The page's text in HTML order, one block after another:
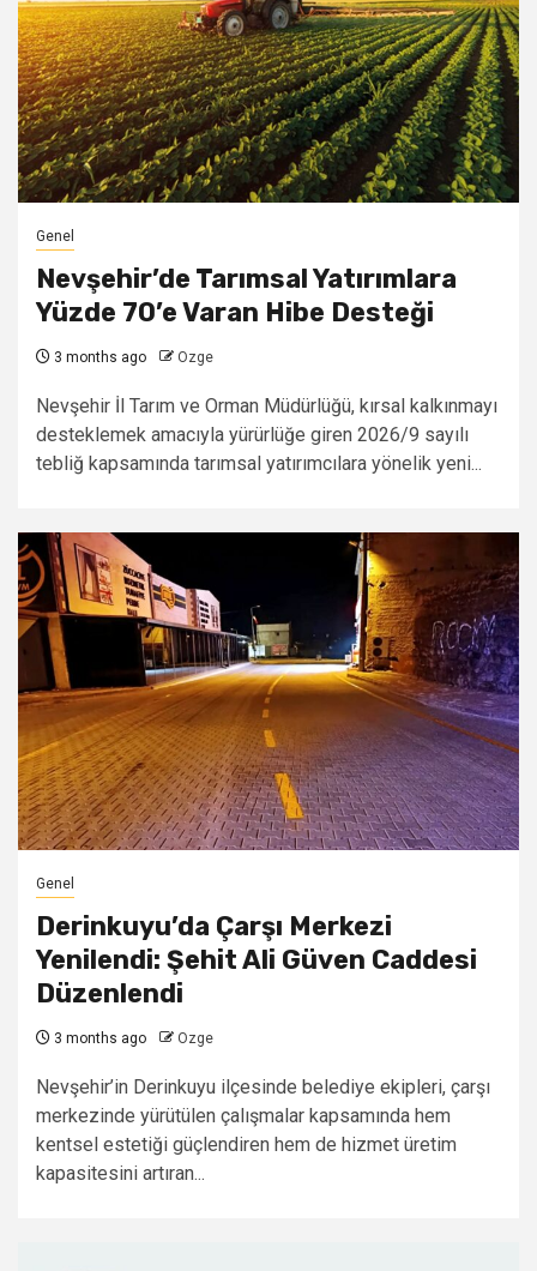
Genel
Nevşehir’de Tarımsal Yatırımlara
Yüzde 70’e Varan Hibe Desteği
3 months ago Ozge
Nevşehir İl Tarım ve Orman Müdürlüğü, kırsal kalkınmayı
desteklemek amacıyla yürürlüğe giren 2026/9 sayılı
tebliğ kapsamında tarımsal yatırımcılara yönelik yeni...
Genel
Derinkuyu’da Çarşı Merkezi
Yenilendi: Şehit Ali Güven Caddesi
Düzenlendi
3 months ago Ozge
Nevşehir’in Derinkuyu ilçesinde belediye ekipleri, çarşı
merkezinde yürütülen çalışmalar kapsamında hem
kentsel estetiği güçlendiren hem de hizmet üretim
kapasitesini artıran...